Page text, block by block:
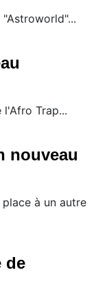
"Astroworld"...
Trap...
nouveau
à un autre
de